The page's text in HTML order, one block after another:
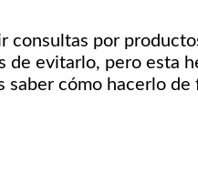
consultas por
de evitarlo, pero esta
saber cómo hacerlo de